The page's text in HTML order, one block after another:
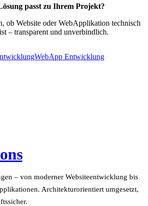
passt zu Ihrem Projekt?
ob Website oder WebApplikation technisch
– transparent und unverbindlich.
WebApp Entwicklung
– von moderner Websiteentwicklung bis
Architekturorientiert umgesetzt,